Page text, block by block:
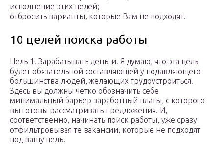
исполнение этих целей;
отбросить варианты, которые Вам не подходят.
10 целей поиска работы
Цель 1. Зарабатывать деньги. Я думаю, что эта цель
будет обязательной составляющей у подавляющего
большинства людей, желающих трудоустроиться.
Здесь вы должны четко обозначить себе
минимальный барьер заработный платы, с которого
вы готовы рассматривать предложения. И,
соответственно, начинать поиск работы, уже сразу
отфильтровывая те вакансии, которые не подходят
под вашу цель.